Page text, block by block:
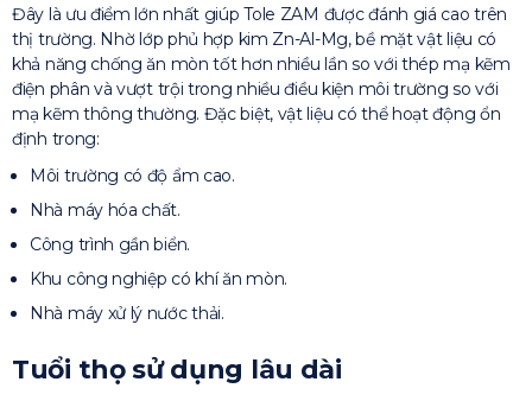
Đây là ưu điểm lớn nhất giúp Tole ZAM được đánh giá cao trên
thị trường. Nhờ lớp phủ hợp kim Zn-Al-Mg, bề mặt vật liệu có
khả năng chống ăn mòn tốt hơn nhiều lần so với thép mạ kẽm
điện phân và vượt trội trong nhiều điều kiện môi trường so với
mạ kẽm thông thường. Đặc biệt, vật liệu có thể hoạt động ổn
định trong:
Môi trường có độ ẩm cao.
Nhà máy hóa chất.
Công trình gần biển.
Khu công nghiệp có khí ăn mòn.
Nhà máy xử lý nước thải.
Tuổi thọ sử dụng lâu dài